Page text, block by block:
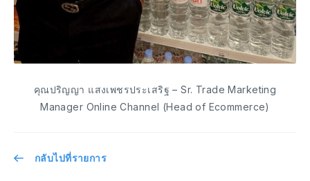
คุณปริญญา แสงเพชรประเสริฐ – Sr. Trade Marketing
Manager Online Channel (Head of Ecommerce)
กลับไปที่รายการ